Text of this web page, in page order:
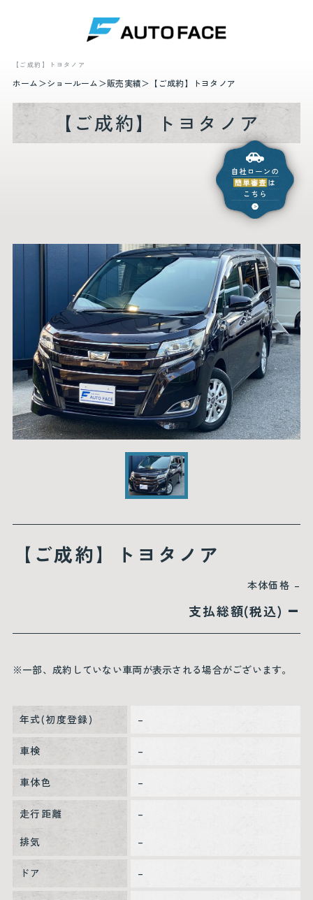
【ご成約】トヨタノア
ホーム ショールーム 販売実績 【ご成約】トヨタノア
【ご成約】トヨタノア
【ご成約】トヨタノア
本体価格 –
支払総額(税込) –
※一部、成約していない車両が表示される場合がございます。
年式(初度登録) –
車検 –
車体色 –
走行距離
–
排気
–
ドア –